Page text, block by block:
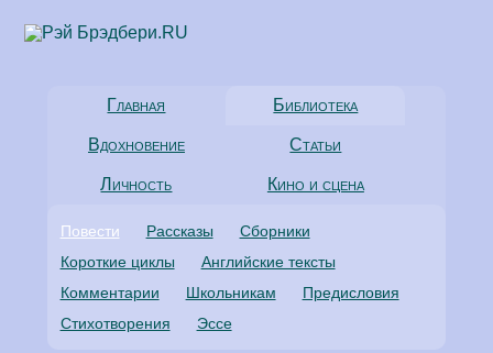
Главная Библиотека
Вдохновение Статьи
Личность Кино и сцена
Повести Рассказы
Сборники
Короткие циклы
Английские тексты
Комментарии
Школьникам
Предисловия
Стихотворения
Эссе